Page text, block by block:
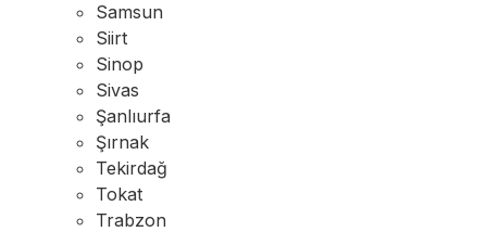
Samsun
Siirt
Sinop
Sivas
Şanlıurfa
Şırnak
Tekirdağ
Tokat
Trabzon